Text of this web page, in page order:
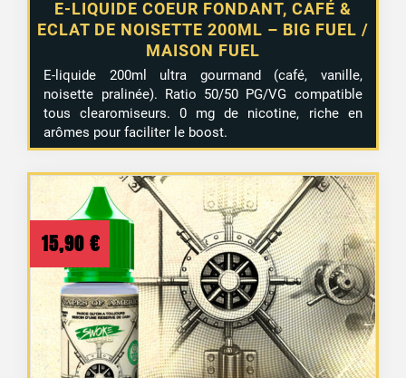
E-LIQUIDE COEUR FONDANT, CAFÉ &
ECLAT DE NOISETTE 200ML – BIG FUEL /
MAISON FUEL
E-liquide 200ml ultra gourmand (café, vanille,
noisette pralinée). Ratio 50/50 PG/VG compatible
tous clearomiseurs. 0 mg de nicotine, riche en
arômes pour faciliter le boost.
15,90 €